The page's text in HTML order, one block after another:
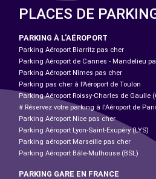
PLACES DE
PARKING À L'AÉROPORT
Parking Aéroport Biarritz pas cher
Parking Aéroport de Cannes - Mandelieu
Parking Aéroport Nîmes pas cher
Parking pas cher à l’Aéroport de Toulon
Parking Aéroport Roissy-Charles de Gaulle
# Réservez votre parking à l'Aéroport de
Parking Aéroport Nice pas cher
Parking Aéroport Lyon-Saint-Exupéry (LYS)
Parking aéroport Marseille pas cher
Parking Aéroport Bâle-Mulhouse (BSL)
PARKING GARE EN FRANCE